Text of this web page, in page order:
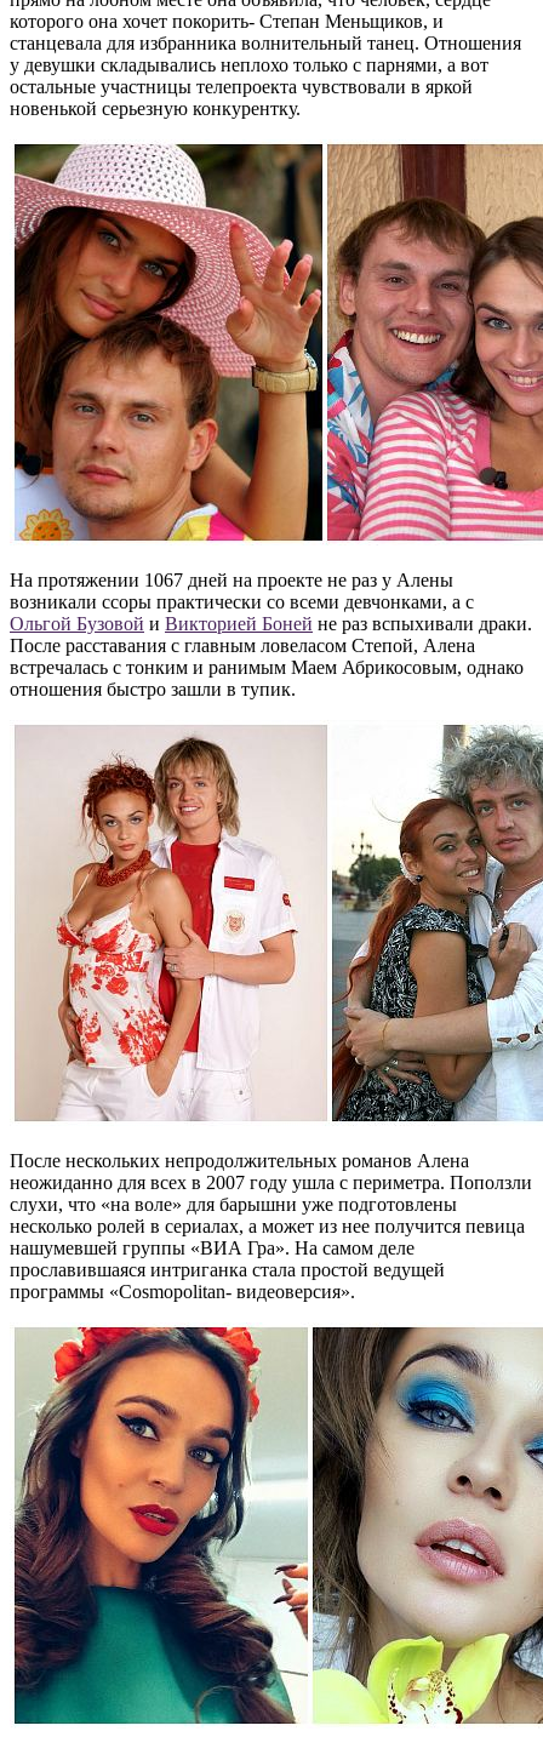
которого она хочет покорить- Степан Меньщиков, и
станцевала для избранника волнительный танец. Отношения
у девушки складывались неплохо только с парнями, а вот
остальные участницы телепроекта чувствовали в яркой
новенькой серьезную конкурентку.
На протяжении 1067 дней на проекте не раз у Алены
возникали ссоры практически со всеми девчонками, а с
Ольгой Бузовой и Викторией Боней не раз вспыхивали драки.
После расставания с главным ловеласом Степой, Алена
встречалась с тонким и ранимым Маем Абрикосовым, однако
отношения быстро зашли в тупик.
После нескольких непродолжительных романов Алена
неожиданно для всех в 2007 году ушла с периметра. Поползли
слухи, что «на воле» для барышни уже подготовлены
несколько ролей в сериалах, а может из нее получится певица
нашумевшей группы «ВИА Гра». На самом деле
прославившаяся интриганка стала простой ведущей
программы «Cosmopolitan- видеоверсия».